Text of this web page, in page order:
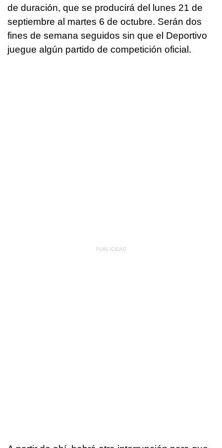
de duración, que se producirá del lunes 21 de
septiembre al martes 6 de octubre. Serán dos
fines de semana seguidos sin que el Deportivo
juegue algún partido de competición oficial.